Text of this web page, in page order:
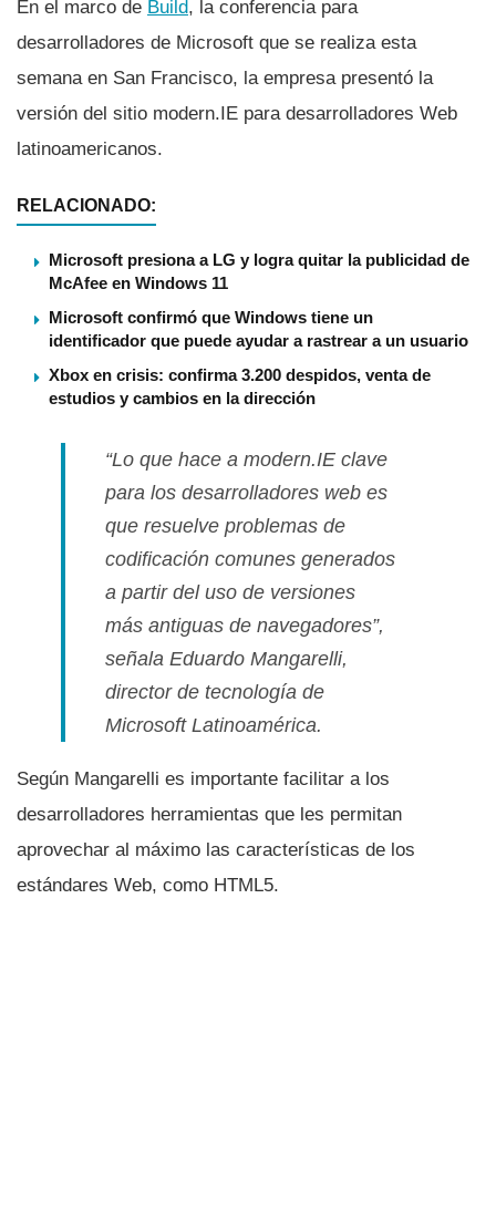
En el marco de Build, la conferencia para
desarrolladores de Microsoft que se realiza esta
semana en San Francisco, la empresa presentó la
versión del sitio modern.IE para desarrolladores Web
latinoamericanos.
RELACIONADO:
Microsoft presiona a LG y logra quitar la publicidad de
McAfee en Windows 11
Microsoft confirmó que Windows tiene un
identificador que puede ayudar a rastrear a un usuario
Xbox en crisis: confirma 3.200 despidos, venta de
estudios y cambios en la dirección
“Lo que hace a modern.IE clave
para los desarrolladores web es
que resuelve problemas de
codificación comunes generados
a partir del uso de versiones
más antiguas de navegadores”,
señala Eduardo Mangarelli,
director de tecnologí­a de
Microsoft Latinoamérica.
Según Mangarelli es importante facilitar a los
desarrolladores herramientas que les permitan
aprovechar al máximo las caracterí­sticas de los
estándares Web, como HTML5.